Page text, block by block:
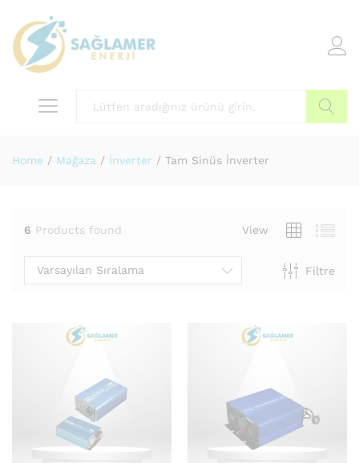
Home / Mağaza / İnverter / Tam Sinüs İnverter
6 Products found View
Filtre
Varsayılan Sıralama